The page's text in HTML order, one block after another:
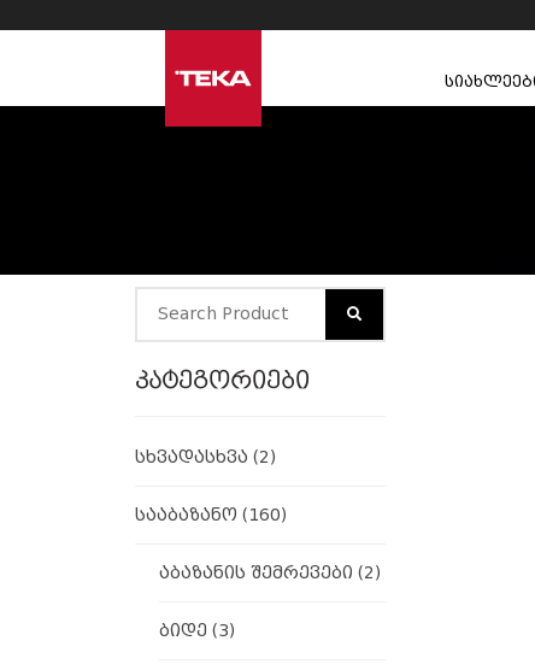
კატეგორიები
სხვადასხვა (2)
სააბაზანო (160)
აბაზანის შემრევები (2)
ბიდე (3)